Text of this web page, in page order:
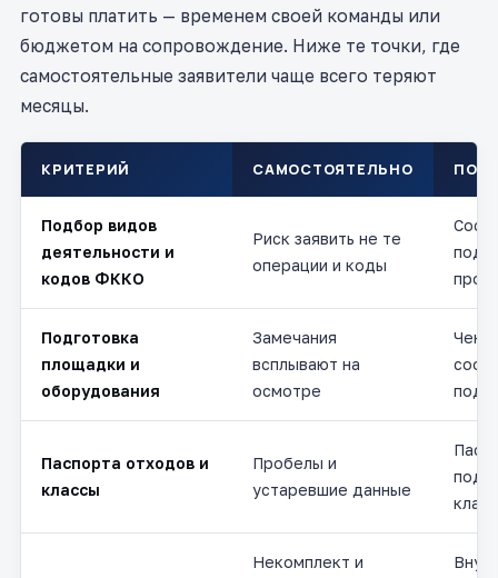
готовы платить — временем своей команды или
бюджетом на сопровождение. Ниже те точки, где
самостоятельные заявители чаще всего теряют
месяцы.
КРИТЕРИЙ САМОСТОЯТЕЛЬНО ПОД
Подбор видов
деятельности и
кодов ФККО
Риск заявить не те
операции и коды
под
Подготовка
площадки и
оборудования
Замечания
всплывают на
осмотре
Чек-
Паспорта отходов и
классы
Пробелы и
устаревшие данные
Некомплект и